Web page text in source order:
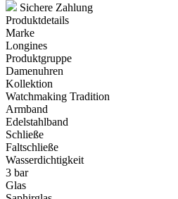
Sichere Zahlung
Produktdetails
Marke
Longines
Produktgruppe
Damenuhren
Kollektion
Watchmaking Tradition
Armband
Edelstahlband
Schließe
Faltschließe
Wasserdichtigkeit
3 bar
Glas